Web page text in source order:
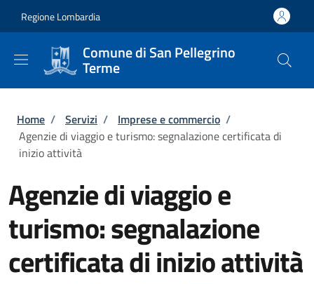
Regione Lombardia
Comune di San Pellegrino
Terme
Briciole di pane
Home / Servizi / Imprese e commercio /
Agenzie di viaggio e turismo: segnalazione certificata di
inizio attività
Agenzie di viaggio e
turismo: segnalazione
certificata di inizio attività